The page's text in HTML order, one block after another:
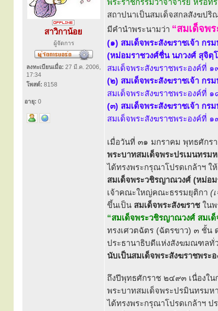
สาวิกาน้อย
ผู้จัดการ
ลงทะเบียนเมื่อ: 27 มี.ค. 2006,
17:34
โพสต์: 8158
อายุ: 0
พระราชกรรมวาจาจารย์ หรือท
สถาปนาเป็นสมเด็จสกลสังฆปริ
มีคำนำพระนามว่า “สมเด็จพ
(๑) สมเด็จพระสังฆราชเจ้า กร
(หม่อมราชวงศ์ชื่น นภวงศ์ สุจิตฺ
สมเด็จพระสังฆราชพระองค์ที่
(๒) สมเด็จพระสังฆราชเจ้า กร
สมเด็จพระสังฆราชพระองค์ที่
(๓) สมเด็จพระสังฆราชเจ้า ก
สมเด็จพระสังฆราชพระองค์ที่
เมื่อวันที่ ๓๑ มกราคม พุทธศัก
พระบาทสมเด็จพระปรเมนทร
ได้ทรงพระกรุณาโปรดเกล้าฯ ใ
สมเด็จพระวชิรญาณวงศ์ (หม่อ
เจ้าคณะใหญ่คณะธรรมยุติกา (
ขึ้นเป็น สมเด็จพระสังฆราชในพ
“สมเด็จพระวชิรญาณวงศ์ สมเ
ทรงเศวตฉัตร (ฉัตรขาว) ๓ ชั้น
ประธานาธิบดีแห่งสังฆมณฑลทั่
นับเป็นสมเด็จพระสังฆราชพระ
ถึงปีพุทธศักราช ๒๔๙๓ เนื่องใน
พระบาทสมเด็จพระปรมินทรม
ได้ทรงพระกรุณาโปรดเกล้าฯ ป